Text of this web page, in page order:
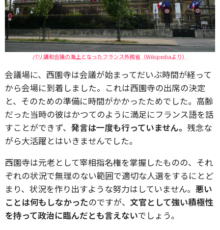
パリ講和会議の海上となったフランス外務省（Wikipediaより）
会議場に、西園寺は会議が始まってだいぶ時間が経って
から会場に到着しました。これは西園寺の出席の決定
と、そのための準備に時間がかかったためでした。高齢
だった当時の彼はかつてのように満足にフランス語を話
すことができず、 発言は一度も行っていません。 残念な
がら大活躍とはいきませんでした。
西園寺は元老として宰相指名権を掌握したものの、それ
ぞれの状況で無理のない範囲で適切な人選をするにとど
まり、状況を作り出すような努力はしていません。 悪い
ことは何もしなかったのですが、 文官として強い積極性
を持って政治に臨んだとも言えないでしょう。